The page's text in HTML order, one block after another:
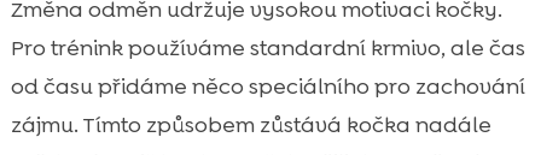
Změna odměn udržuje vysokou motivaci kočky.
Pro trénink používáme standardní krmivo, ale čas
od času přidáme něco speciálního pro zachování
zájmu. Tímto způsobem zůstává kočka nadále